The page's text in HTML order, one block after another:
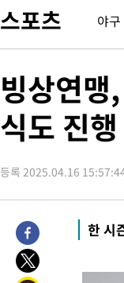
-10298초 전 >
[속보]원·
-7897초 전 >"여기 떨어
-4942초 전 > 손흥민, 5경
40분 전 >내일까지 39도 '
47분 전 >트럼프, 한국계
47분 전 >"美간섭에 합의
[속보]경찰, '
화"
-18346초 전 >
日방위성,
-16776초 전 >
-16182초 전 >
[속보]합
스포츠 야구
빙상연
식도 진행
등록 2025.04.16
한 시